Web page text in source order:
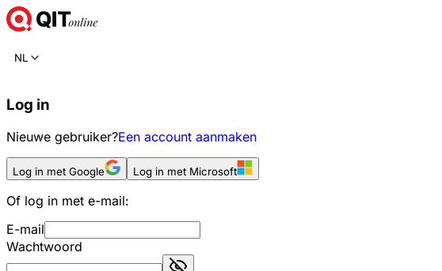
NL
Log in
Nieuwe gebruiker?Een account aanmaken
Log in met Google Log in met Microsoft
Of log in met e-mail:
E-mail
Wachtwoord